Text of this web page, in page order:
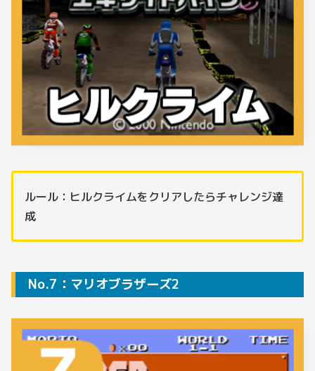
ルール：ヒルクライムをクリアしたらチャレンジ達
成
No.7：マリオブラザーズ2